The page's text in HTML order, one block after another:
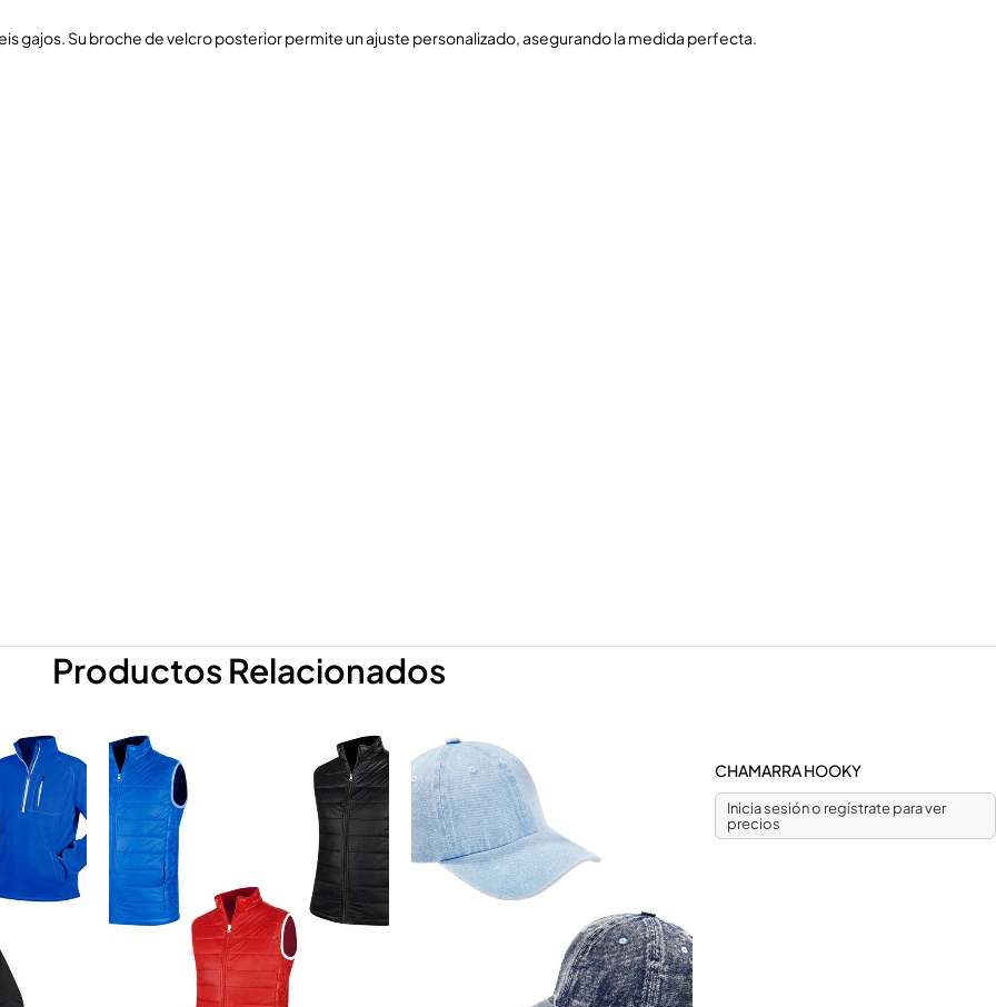
gajos. Su broche de velcro posterior permite un ajuste personalizado, asegurando la medida perfecta.
Productos Relacionados
CHAMARRA HOOKY
Inicia sesión o regístrate para ver
precios